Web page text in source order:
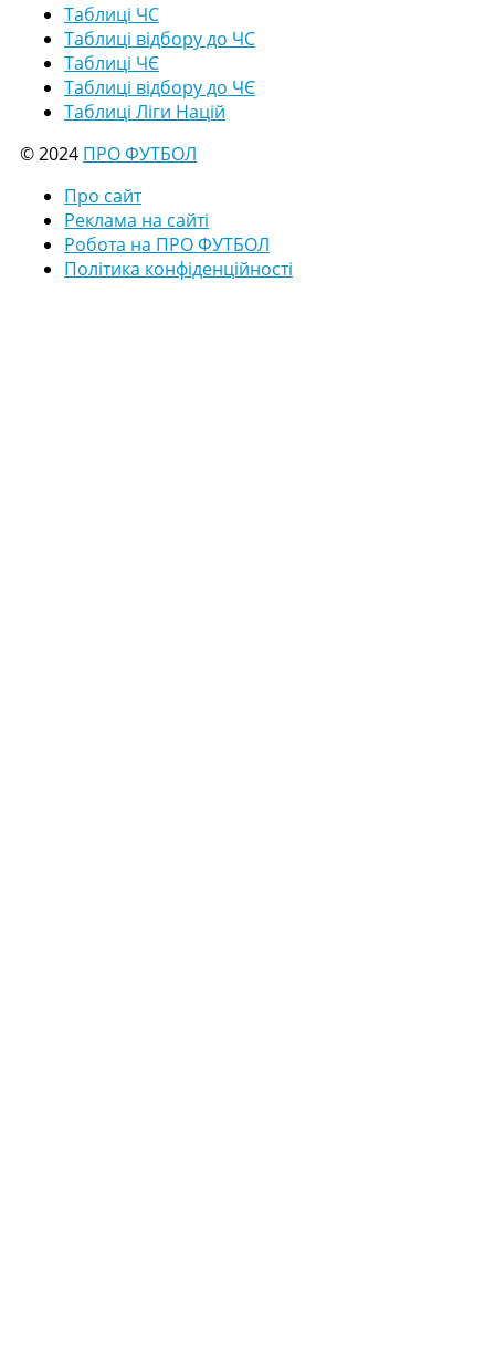
Таблиці ЧС
Таблиці відбору до ЧС
Таблиці ЧЄ
Таблиці відбору до ЧЄ
Таблиці Ліги Націй
© 2024 ПРО ФУТБОЛ
Про сайт
Реклама на сайті
Робота на ПРО ФУТБОЛ
Політика конфіденційності